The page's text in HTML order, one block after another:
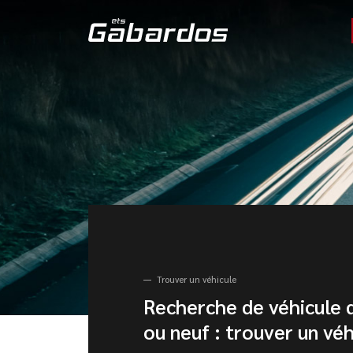
Trouver un véhicule
Recherche de véhicule
ou neuf : trouver un